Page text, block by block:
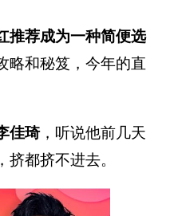
推荐成为一种简便选
略和秘笈，今年的直
佳琦，听说他前几天
都挤不进去。